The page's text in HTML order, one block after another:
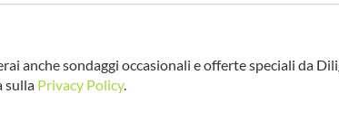
anche sondaggi occasionali e offerte speciali da
sulla Privacy Policy.